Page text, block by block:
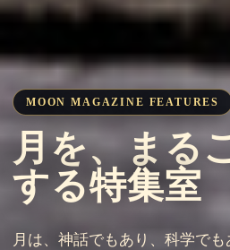
MOON MAGAZINE FEATURES
月を、まる
する特集室
月は、神話でもあり、科学で